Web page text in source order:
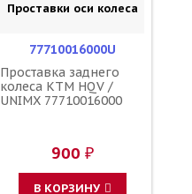
Проставки оси колеса
77710016000U
Проставка заднего
колеса KTM HQV /
UNIMX 77710016000
900 ₽
В КОРЗИНУ